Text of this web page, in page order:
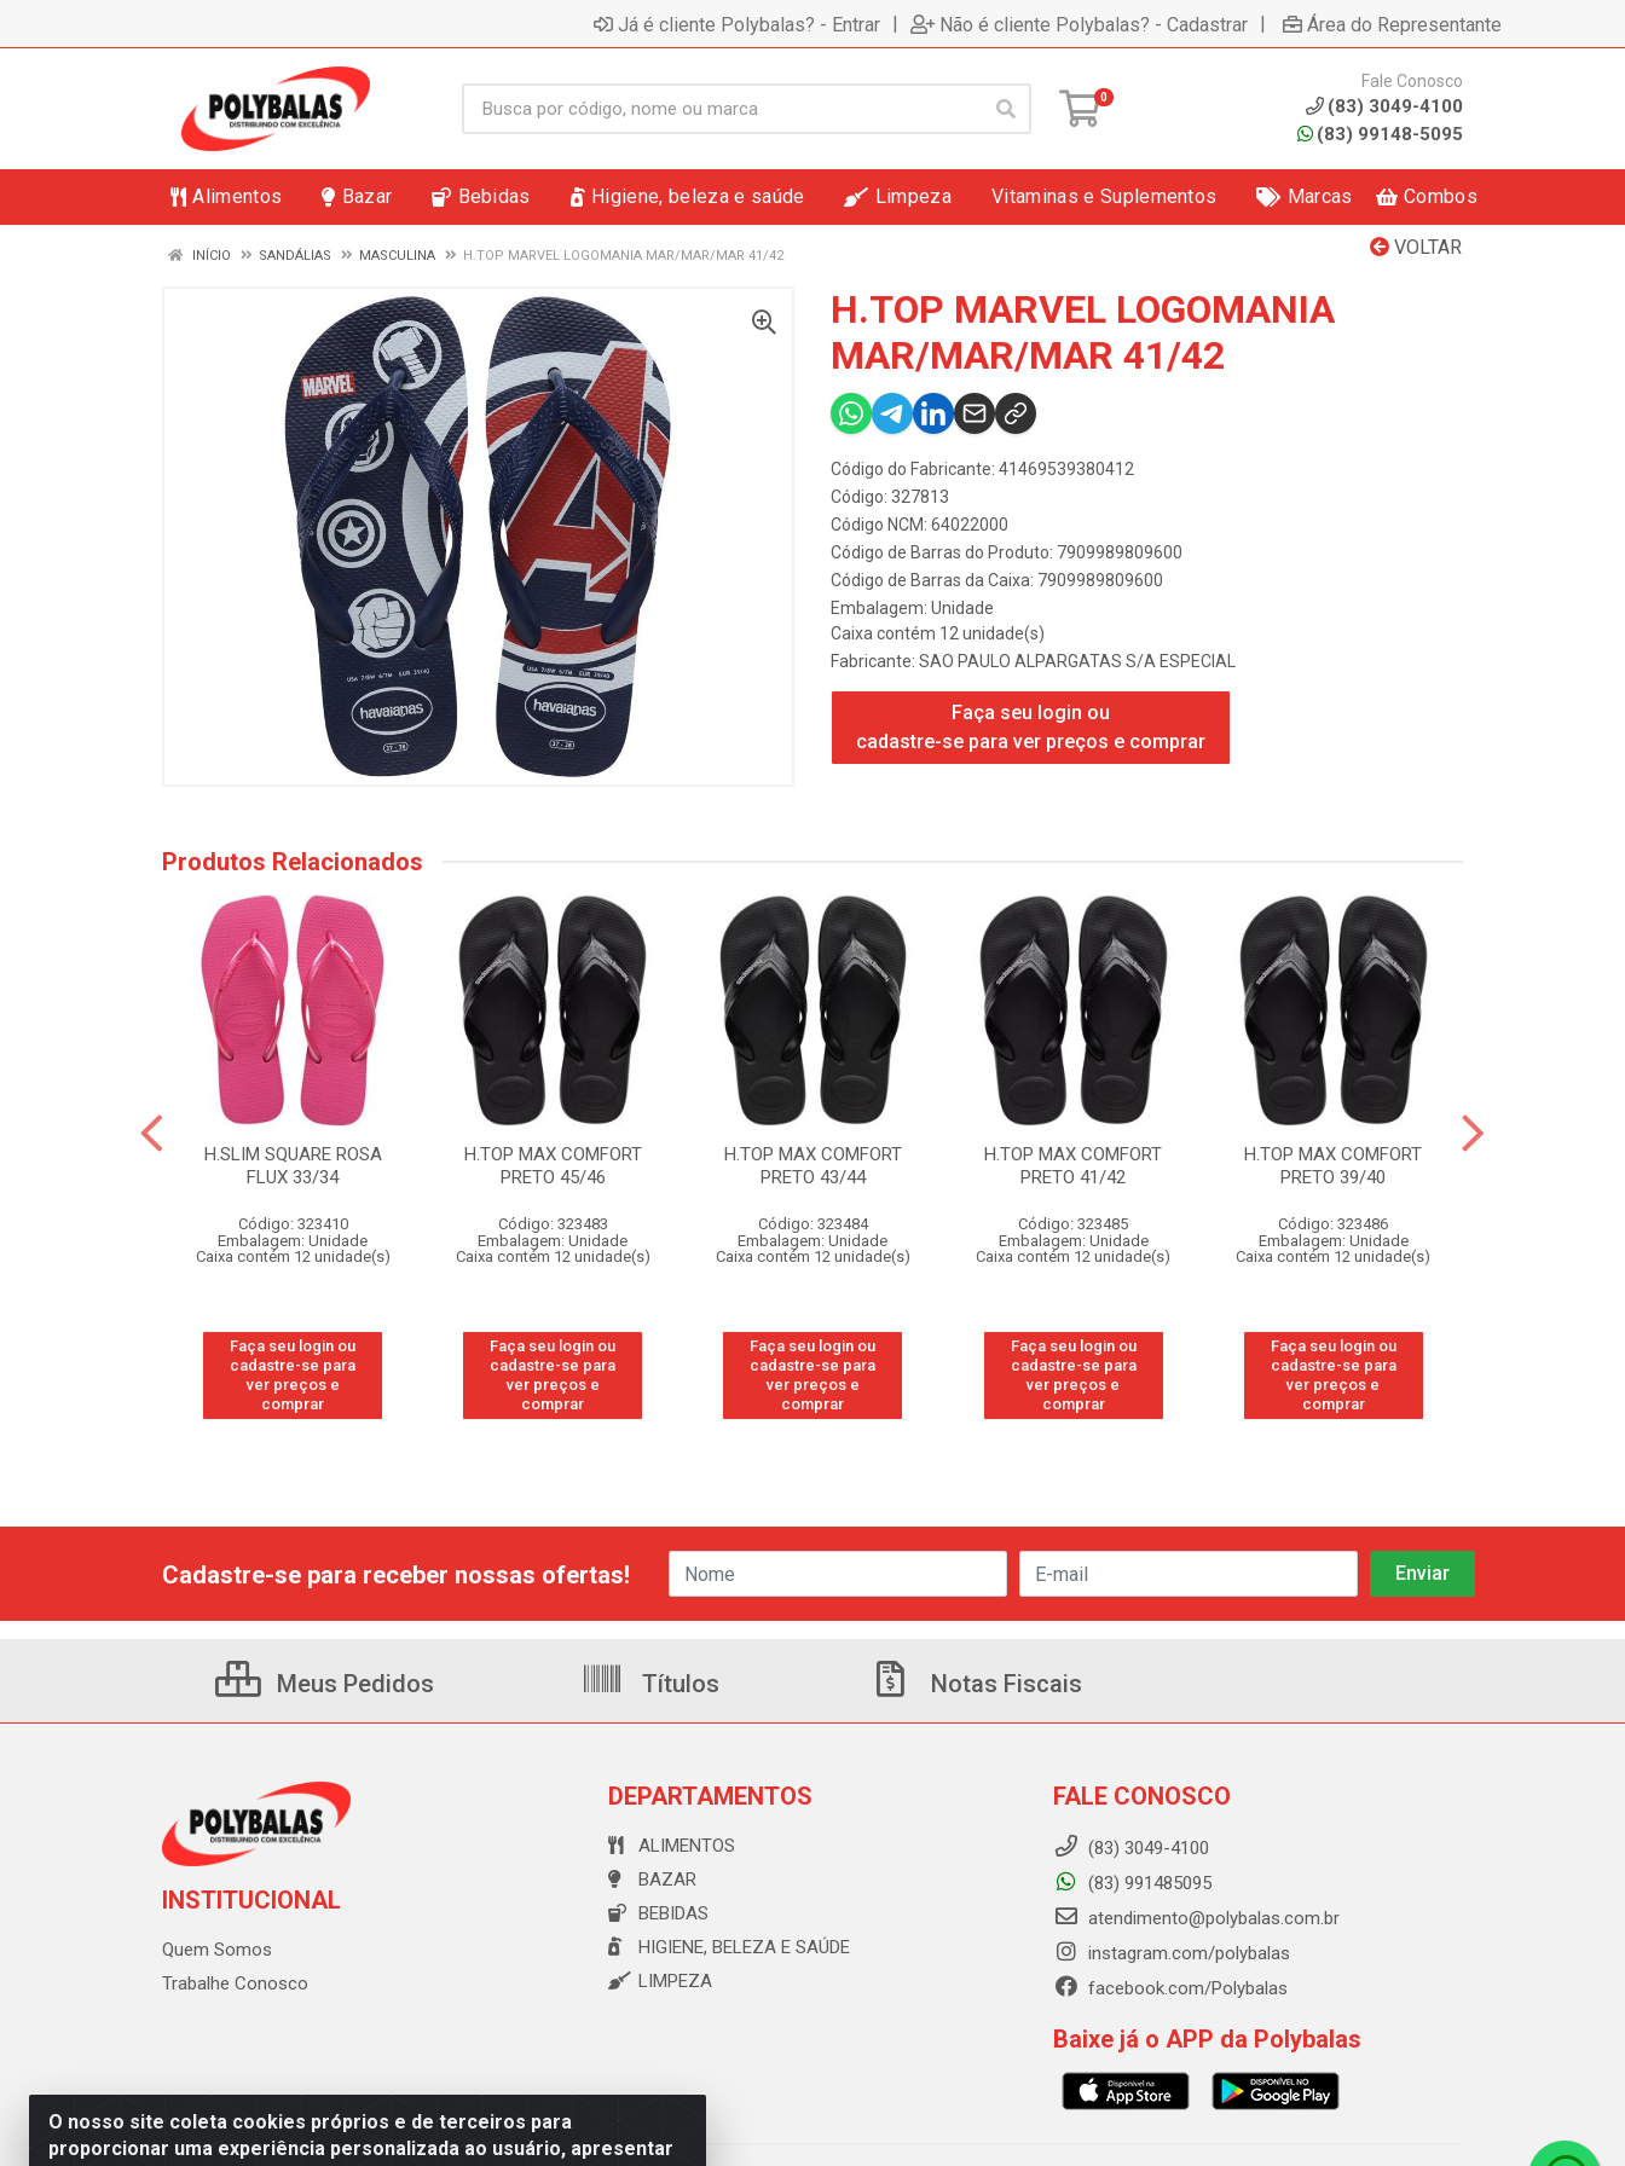
Já é cliente Polybalas? - Entrar | Não é cliente Polybalas? - Cadastrar | Área do Representante
0
Fale Conosco
(83) 3049-4100
(83) 99148-5095
Alimentos Bazar Bebidas Higiene, beleza e saúde Limpeza Vitaminas e Suplementos Marcas Combos
VOLTAR
INÍCIO SANDÁLIAS MASCULINA H.TOP MARVEL LOGOMANIA MAR/MAR/MAR 41/42
H.TOP MARVEL LOGOMANIA
MAR/MAR/MAR 41/42
Código do Fabricante: 41469539380412
Código: 327813
Código NCM: 64022000
Código de Barras do Produto: 7909989809600
Código de Barras da Caixa: 7909989809600
Embalagem: Unidade
Caixa contém 12 unidade(s)
Fabricante: SAO PAULO ALPARGATAS S/A ESPECIAL
Faça seu login ou
cadastre-se para ver preços e comprar
Produtos Relacionados
H.SLIM SQUARE ROSA
FLUX 33/34
Código: 323410
Embalagem: Unidade
Caixa contém 12 unidade(s)
Faça seu login ou
cadastre-se para
ver preços e
comprar
H.TOP MAX COMFORT
PRETO 45/46
Código: 323483
Embalagem: Unidade
Caixa contém 12 unidade(s)
Faça seu login ou
cadastre-se para
ver preços e
comprar
H.TOP MAX COMFORT
PRETO 43/44
Código: 323484
Embalagem: Unidade
Caixa contém 12 unidade(s)
Faça seu login ou
cadastre-se para
ver preços e
comprar
H.TOP MAX COMFORT
PRETO 41/42
Código: 323485
Embalagem: Unidade
Caixa contém 12 unidade(s)
Faça seu login ou
cadastre-se para
ver preços e
comprar
H.TOP MAX COMFORT
PRETO 39/40
Código: 323486
Embalagem: Unidade
Caixa contém 12 unidade(s)
Faça seu login ou
cadastre-se para
ver preços e
comprar
O nosso site coleta cookies próprios e de terceiros para
proporcionar uma experiência personalizada ao usuário, apresentar
Cadastre-se para receber nossas ofertas!
Meus Pedidos Títulos Notas Fiscais
INSTITUCIONAL
Quem Somos
Trabalhe Conosco
DEPARTAMENTOS
ALIMENTOS
BAZAR
BEBIDAS
HIGIENE, BELEZA E SAÚDE
LIMPEZA
FALE CONOSCO
(83) 3049-4100
(83) 991485095
atendimento@polybalas.com.br
instagram.com/polybalas
facebook.com/Polybalas
Baixe já o APP da Polybalas